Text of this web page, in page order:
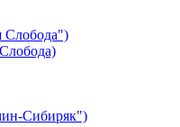
Слобода")
Сибиряк")